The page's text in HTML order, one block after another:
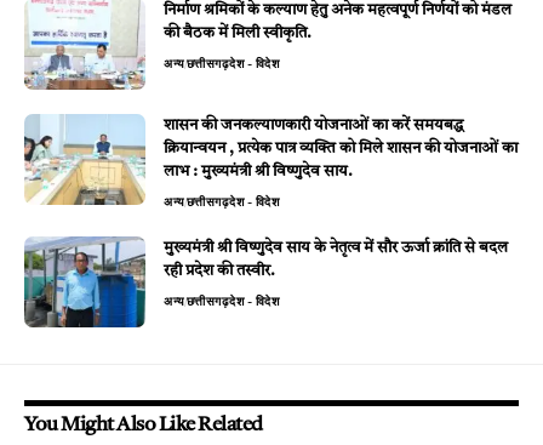
निर्माण श्रमिकों के कल्याण हेतु अनेक महत्वपूर्ण निर्णयों को मंडल
की बैठक में मिली स्वीकृति.
अन्यछत्तीसगढ़देश - विदेश
शासन की जनकल्याणकारी योजनाओं का करें समयबद्ध
क्रियान्वयन , प्रत्येक पात्र व्यक्ति को मिले शासन की योजनाओं का
लाभ : मुख्यमंत्री श्री विष्णुदेव साय.
अन्यछत्तीसगढ़देश - विदेश
मुख्यमंत्री श्री विष्णुदेव साय के नेतृत्व में सौर ऊर्जा क्रांति से बदल
रही प्रदेश की तस्वीर.
अन्यछत्तीसगढ़देश - विदेश
You Might Also Like Related